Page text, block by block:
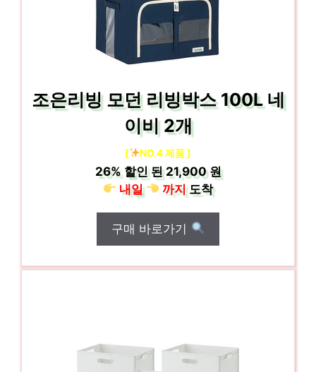
조은리빙 모던 리빙박스 100L 네
이비 2개
[ NO.4 제품 ]
26%할인 된21,900 원
내일
까지도착
구매 바로가기